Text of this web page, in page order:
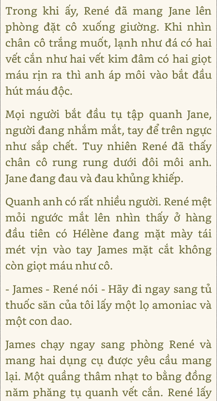
Trong khi ấy, René đã mang Jane lên
phòng đặt cô xuống giường. Khi nhìn
chân cô trắng muốt, lạnh như đá có hai
vết cắn như hai vết kim đâm có hai giọt
máu rịn ra thì anh áp môi vào bắt đầu
hút máu độc.
Mọi người bắt đầu tụ tập quanh Jane,
người đang nhắm mắt, tay để trên ngực
như sắp chết. Tuy nhiên René đã thấy
chân cô rung rung dưới đôi môi anh.
Jane đang đau và đau khủng khiếp.
Quanh anh có rất nhiều người. René mệt
mỏi ngước mắt lên nhìn thấy ở hàng
đầu tiên có Hélène đang mặt mày tái
mét vịn vào tay James mặt cắt không
còn giọt máu như cô.
- James - René nói - Hãy đi ngay sang tủ
thuốc săn của tôi lấy một lọ amoniac và
một con dao.
James chạy ngay sang phòng René và
mang hai dụng cụ được yêu cầu mang
lại. Một quầng thâm nhạt to bằng đồng
năm phăng tụ quanh vết cắn. René lấy